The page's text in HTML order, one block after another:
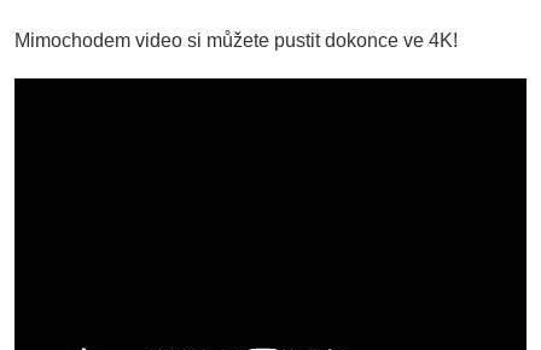
Mimochodem video si můžete pustit dokonce ve 4K!